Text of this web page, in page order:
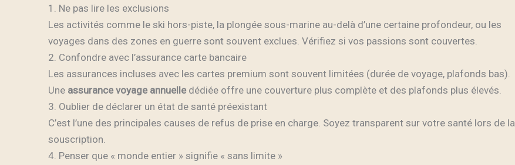
1. Ne pas lire les exclusions
Les activités comme le ski hors-piste, la plongée sous-marine au-delà d’une certaine profondeur, ou les
voyages dans des zones en guerre sont souvent exclues. Vérifiez si vos passions sont couvertes.
2. Confondre avec l’assurance carte bancaire
Les assurances incluses avec les cartes premium sont souvent limitées (durée de voyage, plafonds bas).
Une assurance voyage annuelledédiée offre une couverture plus complète et des plafonds plus élevés.
3. Oublier de déclarer un état de santé préexistant
C’est l’une des principales causes de refus de prise en charge. Soyez transparent sur votre santé lors de la
souscription.
4. Penser que « monde entier » signifie « sans limite »